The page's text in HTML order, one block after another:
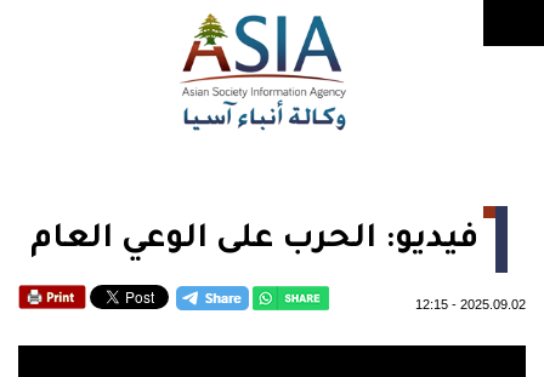
فيديو: الحرب على الوعي العام
2025.09.02
-
12:15